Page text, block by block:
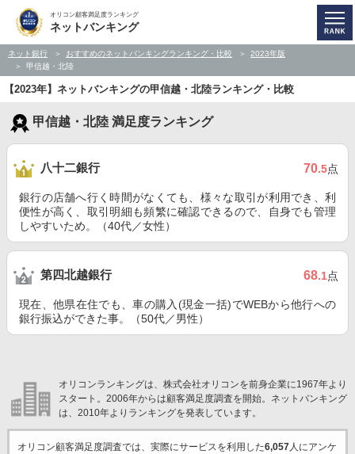
オリコン顧客満足度ランキング
ネットバンキング
ネット銀行 おすすめのネットバンキングランキング・比較
2023年版
甲信越・北陸
【2023年】ネットバンキングの甲信越・北陸ランキング・比較
甲信越・北陸 満足度ランキング
八十二銀行 70.5点
銀行の店舗へ行く時間がなくても、様々な取引が利用でき、利
便性が高く、取引明細も頻繁に確認できるので、自身でも管理
しやすいため。（40代／女性）
第四北越銀行 68.1点
現在、他県在住でも、車の購入(現金一括)でWEBから他行への
銀行振込ができた事。（50代／男性）
オリコンランキングは、株式会社オリコンを前身企業に1967年より
スタート。2006年からは顧客満足度調査を開始。ネットバンキング
は、2010年よりランキングを発表しています。
オリコン顧客満足度調査では、実際にサービスを利用した6,057人にアンケ